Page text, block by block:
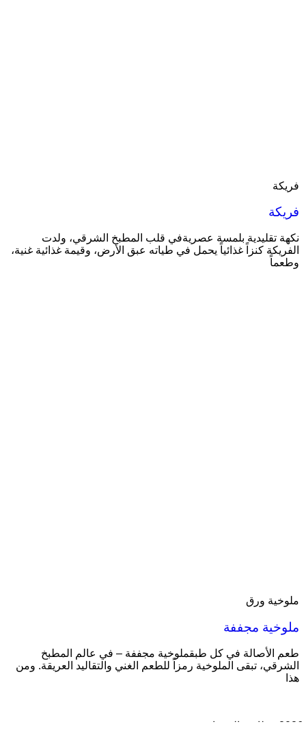
فريكة
فريكة
نكهة تقليدية بلمسة عصريةفي قلب المطبخ الشرقي، ولدت
الفريكة كنزاً غذائياً يحمل في طياته عبق الأرض، وقيمة غذائية غنية،
وطعماً
ملوخية ورق
ملوخية مجففة
طعم الأصالة في كل طبقملوخية مجففة – في عالم المطبخ
الشرقي، تبقى الملوخية رمزاً للطعم الغني والتقاليد العريقة. ومن
هذا